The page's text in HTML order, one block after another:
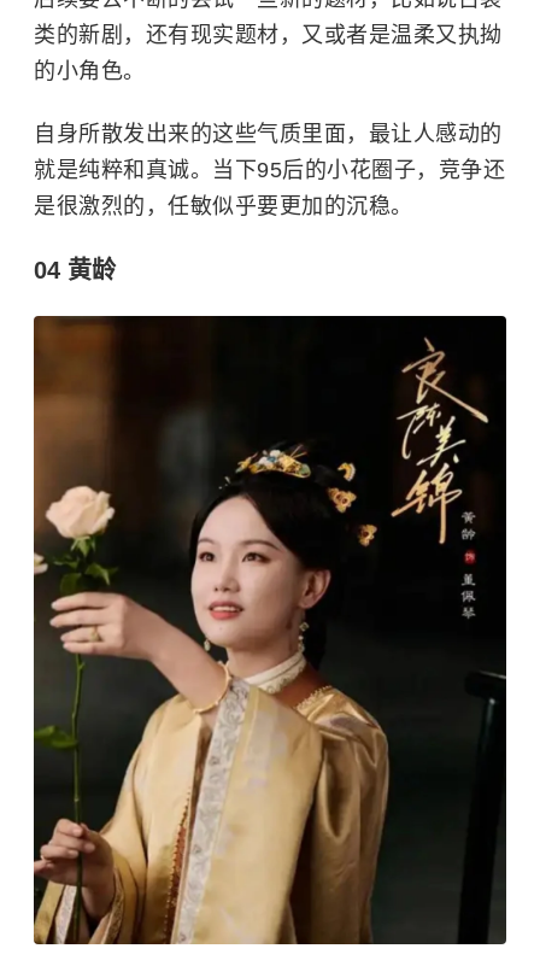
类的新剧，还有现实题材，又或者是温柔又执拗
的小角色。
自身所散发出来的这些气质里面，最让人感动的
就是纯粹和真诚。当下95后的小花圈子，竞争还
是很激烈的，任敏似乎要更加的沉稳。
04 黄龄